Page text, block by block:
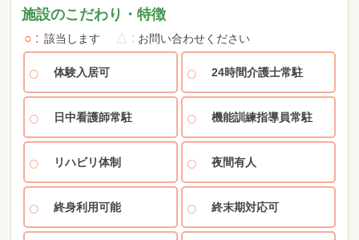
施設のこだわり・特徴
○ 該当します △ お問い合わせください
体験入居可 24時間介護士常駐
日中看護師常駐 機能訓練指導員常駐
リハビリ体制 夜間有人
終身利用可能 終末期対応可